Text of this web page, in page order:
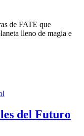
de FATE que
lleno de magia e
del Futuro